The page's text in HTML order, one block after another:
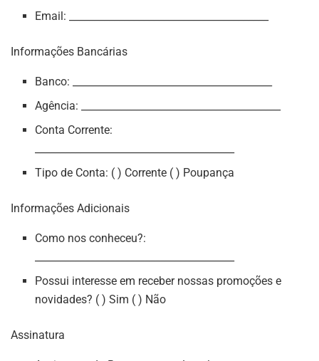
Email: ________________________________________
Informações Bancárias
Banco: ________________________________________
Agência: ________________________________________
Conta Corrente:
Tipo de Conta: ( ) Corrente ( ) Poupança
Informações Adicionais
Como nos conheceu?:
Possui interesse em receber nossas promoções e
novidades? ( ) Sim ( ) Não
Assinatura